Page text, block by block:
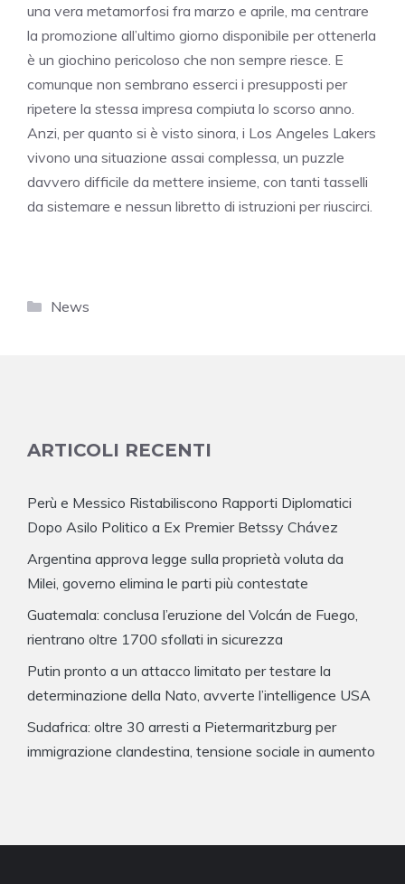
una vera metamorfosi fra marzo e aprile, ma centrare
la promozione all’ultimo giorno disponibile per ottenerla
è un giochino pericoloso che non sempre riesce. E
comunque non sembrano esserci i presupposti per
ripetere la stessa impresa compiuta lo scorso anno.
Anzi, per quanto si è visto sinora, i Los Angeles Lakers
vivono una situazione assai complessa, un puzzle
davvero difficile da mettere insieme, con tanti tasselli
da sistemare e nessun libretto di istruzioni per riuscirci.
Categorie
News
ARTICOLI RECENTI
Perù e Messico Ristabiliscono Rapporti Diplomatici
Dopo Asilo Politico a Ex Premier Betssy Chávez
Argentina approva legge sulla proprietà voluta da
Milei, governo elimina le parti più contestate
Guatemala: conclusa l’eruzione del Volcán de Fuego,
rientrano oltre 1700 sfollati in sicurezza
Putin pronto a un attacco limitato per testare la
determinazione della Nato, avverte l’intelligence USA
Sudafrica: oltre 30 arresti a Pietermaritzburg per
immigrazione clandestina, tensione sociale in aumento